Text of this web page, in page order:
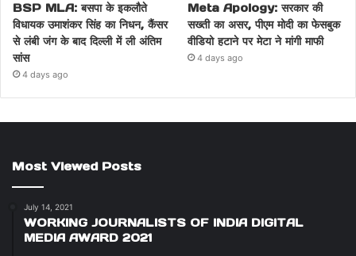
BSP MLA: बसपा के इकलौते
विधायक उमाशंकर सिंह का निधन, कैंसर
से लंबी जंग के बाद दिल्ली में ली अंतिम
सांस
4 days ago
Meta Apology: सरकार की
सख्ती का असर, पीएम मोदी का फेसबुक
वीडियो हटाने पर मेटा ने मांगी माफी
4 days ago
Most Viewed Posts
July 14, 2021
WORKING JOURNALISTS OF INDIA DIGITAL
MEDIA AWARD 2021